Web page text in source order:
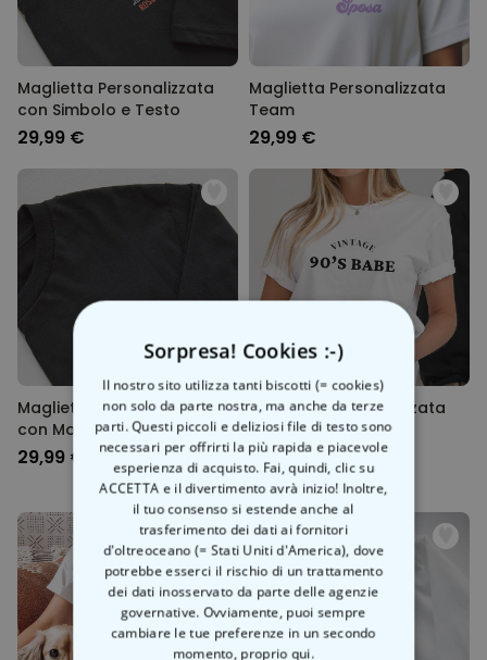
Maglietta Personalizzata
con Simbolo e Testo
29,99 €
Maglietta Personalizzata
Team
29,99 €
Maglietta Personalizzata
con Monogramma
Natalizio
29,99 €
Maglietta Personalizzata
Vintage
29,99 €
Sorpresa! Cookies :-)
Il nostro sito utilizza tanti biscotti (= cookies)
non solo da parte nostra, ma anche da terze
parti. Questi piccoli e deliziosi file di testo sono
necessari per offrirti la più rapida e piacevole
esperienza di acquisto. Fai, quindi, clic su
ACCETTA e il divertimento avrà inizio! Inoltre,
il tuo consenso si estende anche al
trasferimento dei dati ai fornitori
d'oltreoceano (= Stati Uniti d'America), dove
potrebbe esserci il rischio di un trattamento
dei dati inosservato da parte delle agenzie
governative. Ovviamente, puoi sempre
cambiare le tue preferenze in un secondo
momento, proprio qui.